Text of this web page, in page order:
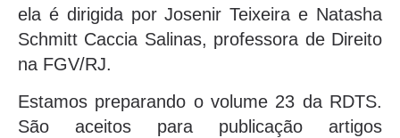
ela é dirigida por Josenir Teixeira e Natasha
Schmitt Caccia Salinas, professora de Direito
na FGV/RJ.
Estamos preparando o volume 23 da RDTS.
São aceitos para publicação artigos